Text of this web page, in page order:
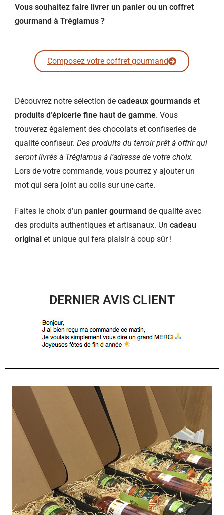
Vous souhaitez faire livrer un panier ou un coffret
gourmand à Tréglamus ?
Composez votre coffret gourmand
Découvrez notre sélection de cadeaux gourmands et
produits d’épicerie fine haut de gamme. Vous
trouverez également des chocolats et confiseries de
qualité confiseur. Des produits du terroir prêt à offrir qui
seront livrés à Tréglamus à l’adresse de votre choix.
Lors de votre commande, vous pourrez y ajouter un
mot qui sera joint au colis sur une carte.
Faites le choix d’un panier gourmand de qualité avec
des produits authentiques et artisanaux. Un cadeau
original et unique qui fera plaisir à coup sûr !
DERNIER AVIS CLIENT